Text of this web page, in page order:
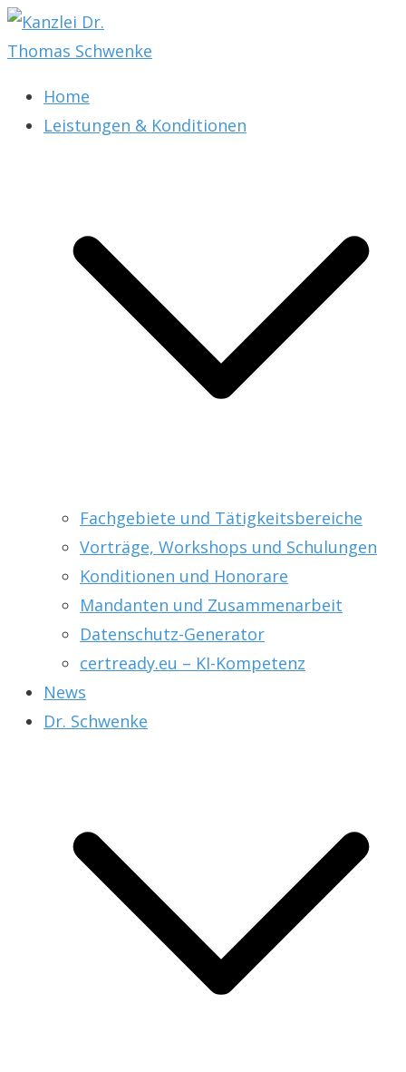
Zum
Inhalt
Kanzlei Dr. Thomas Schwenke
Rechtsberatung für Datenschutz, Social Media,
Marketing, E-Commerce & AGB & Verträge
Home
Leistungen & Konditionen
Fachgebiete und Tätigkeitsbereiche
Vorträge, Workshops und Schulungen
Konditionen und Honorare
Mandanten und Zusammenarbeit
Datenschutz-Generator
certready.eu – KI-Kompetenz
News
Dr. Schwenke